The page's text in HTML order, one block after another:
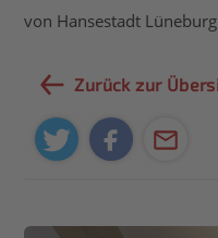
von Hansestadt
Zurück zur